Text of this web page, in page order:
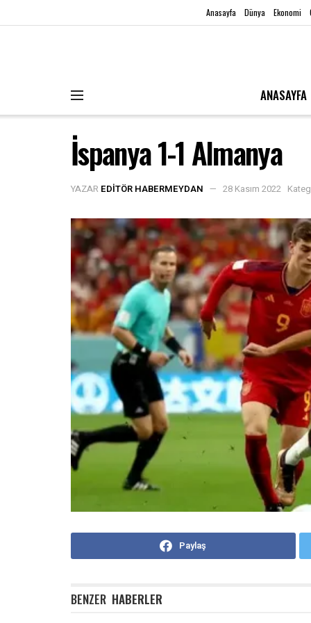
Anasayfa Dünya Ekonomi
ANASAYFA
İspanya 1-1 Almanya
YAZAR EDITÖR HABERMEYDAN 28 Kasım 2022
Paylaş
BENZER HABERLER